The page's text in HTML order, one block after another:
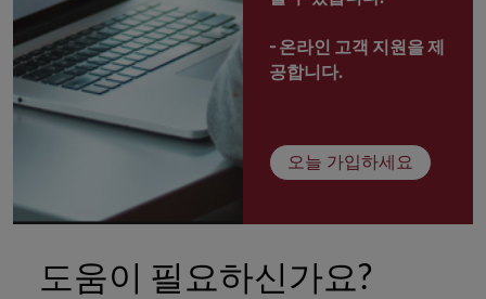
- 온라인 고객 지원을 제
공합니다.
오늘 가입하세요
도움이 필요하신가요?